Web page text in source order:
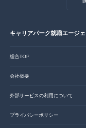
キャリアパーク就職エージ
総合TOP
会社概要
外部サービスの利用について
プライバシーポリシー